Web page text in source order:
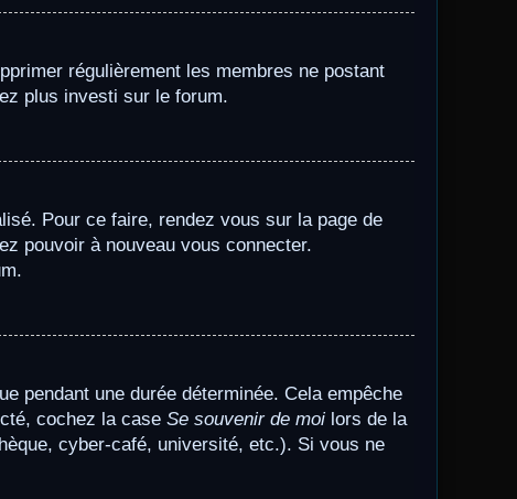
régulièrement les membres ne postant
plus investi sur le forum.
Pour ce faire, rendez vous sur la page de
pouvoir à nouveau vous connecter.
pendant une durée déterminée. Cela empêche
cochez la case Se souvenir de moi lors de la
cyber-café, université, etc.). Si vous ne